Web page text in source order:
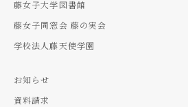
藤女子大学図書館
藤女子同窓会 藤の実会
学校法人藤天使学園
お知らせ
資料請求